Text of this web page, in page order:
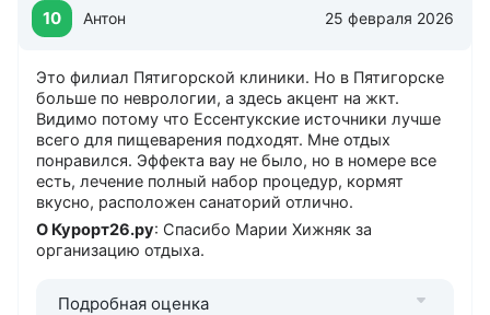
10 Антон 25 февраля 2026
Это филиал Пятигорской клиники. Но в Пятигорске
больше по неврологии, а здесь акцент на жкт.
Видимо потому что Ессентукские источники лучше
всего для пищеварения подходят. Мне отдых
понравился. Эффекта вау не было, но в номере все
есть, лечение полный набор процедур, кормят
вкусно, расположен санаторий отлично.
О Курорт26.ру: Спасибо Марии Хижняк за
организацию отдыха.
Подробная оценка